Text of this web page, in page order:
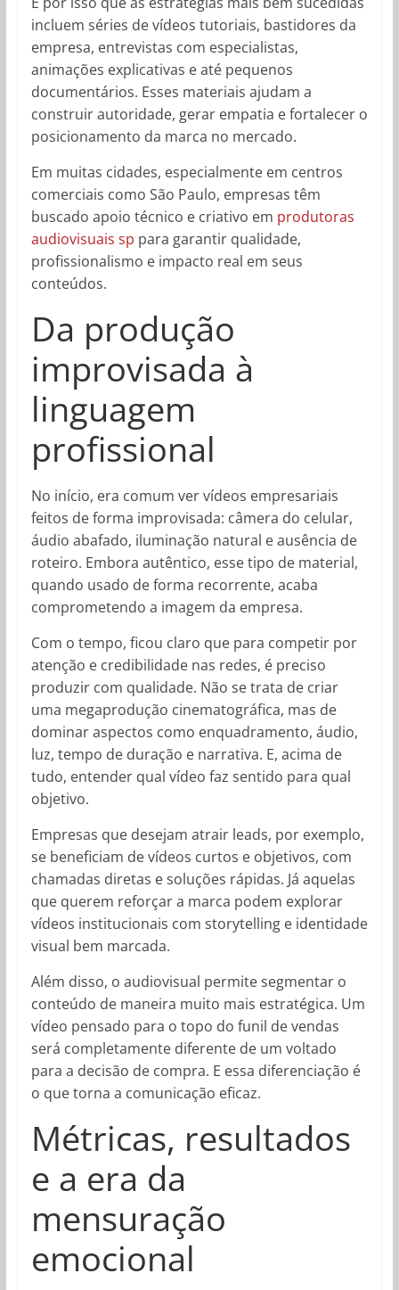
incluem séries de vídeos tutoriais, bastidores da
empresa, entrevistas com especialistas,
animações explicativas e até pequenos
documentários. Esses materiais ajudam a
construir autoridade, gerar empatia e fortalecer o
posicionamento da marca no mercado.
Em muitas cidades, especialmente em centros
comerciais como São Paulo, empresas têm
buscado apoio técnico e criativo em produtoras
audiovisuais sp para garantir qualidade,
profissionalismo e impacto real em seus
conteúdos.
Da produção
improvisada à
linguagem
profissional
No início, era comum ver vídeos empresariais
feitos de forma improvisada: câmera do celular,
áudio abafado, iluminação natural e ausência de
roteiro. Embora autêntico, esse tipo de material,
quando usado de forma recorrente, acaba
comprometendo a imagem da empresa.
Com o tempo, ficou claro que para competir por
atenção e credibilidade nas redes, é preciso
produzir com qualidade. Não se trata de criar
uma megaprodução cinematográfica, mas de
dominar aspectos como enquadramento, áudio,
luz, tempo de duração e narrativa. E, acima de
tudo, entender qual vídeo faz sentido para qual
objetivo.
Empresas que desejam atrair leads, por exemplo,
se beneficiam de vídeos curtos e objetivos, com
chamadas diretas e soluções rápidas. Já aquelas
que querem reforçar a marca podem explorar
vídeos institucionais com storytelling e identidade
visual bem marcada.
Além disso, o audiovisual permite segmentar o
conteúdo de maneira muito mais estratégica. Um
vídeo pensado para o topo do funil de vendas
será completamente diferente de um voltado
para a decisão de compra. E essa diferenciação é
o que torna a comunicação eficaz.
Métricas, resultados
e a era da
mensuração
emocional